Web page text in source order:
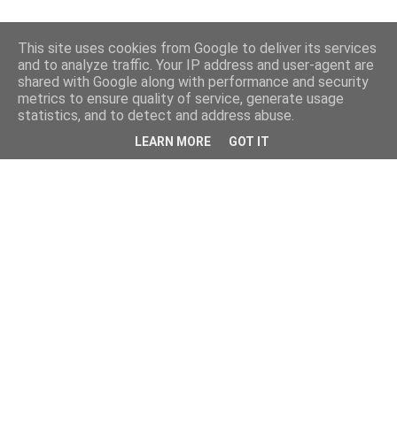
This site uses cookies from Google to deliver its services
and to analyze traffic. Your IP address and user-agent are
shared with Google along with performance and security
metrics to ensure quality of service, generate usage
statistics, and to detect and address abuse.
LEARN MORE GOT IT